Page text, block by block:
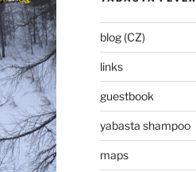
blog (CZ)
links
guestbook
yabasta shampoo
maps